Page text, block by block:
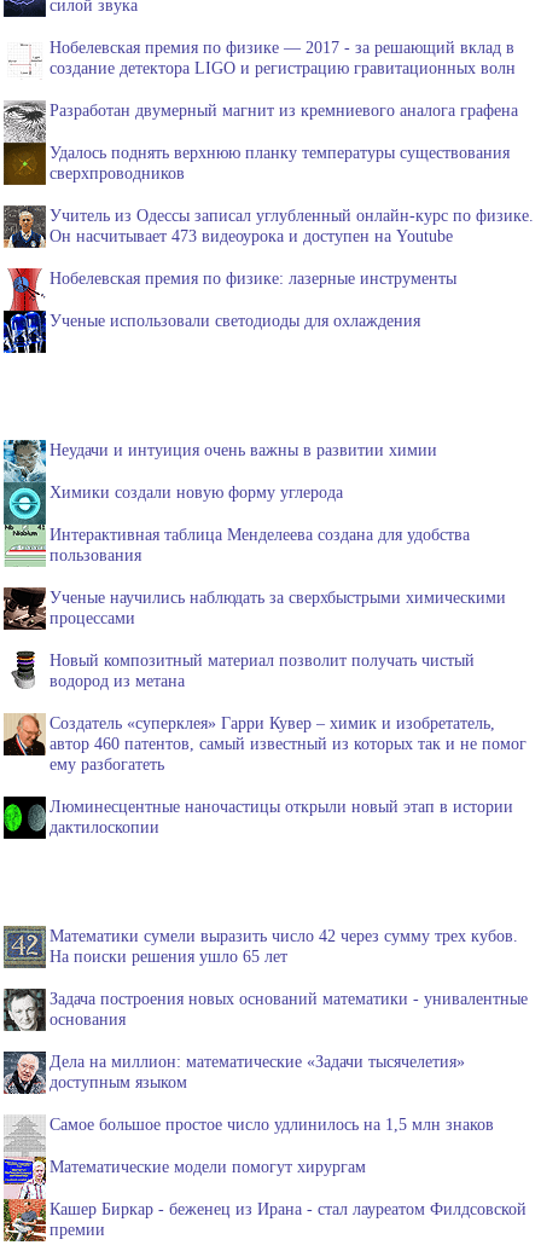
силой звука
Нобелевская премия по физике — 2017 - за решающий вклад в
создание детектора LIGO и регистрацию гравитационных волн
Разработан двумерный магнит из кремниевого аналога графена
Удалось поднять верхнюю планку температуры существования
сверхпроводников
Учитель из Одессы записал углубленный онлайн-курс по физике.
Он насчитывает 473 видеоурока и доступен на Youtube
Нобелевская премия по физике: лазерные инструменты
Ученые использовали светодиоды для охлаждения
Неудачи и интуиция очень важны в развитии химии
Химики создали новую форму углерода
Интерактивная таблица Менделеева создана для удобства
пользования
Ученые научились наблюдать за сверхбыстрыми химическими
процессами
Новый композитный материал позволит получать чистый
водород из метана
Создатель «суперклея» Гарри Кувер – химик и изобретатель,
автор 460 патентов, самый известный из которых так и не помог
ему разбогатеть
Люминесцентные наночастицы открыли новый этап в истории
дактилоскопии
Математики сумели выразить число 42 через сумму трех кубов.
На поиски решения ушло 65 лет
Задача построения новых оснований математики - унивалентные
основания
Дела на миллион: математические «Задачи тысячелетия»
доступным языком
Самое большое простое число удлинилось на 1,5 млн знаков
Математические модели помогут хирургам
Кашер Биркар - беженец из Ирана - стал лауреатом Филдсовской
премии